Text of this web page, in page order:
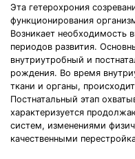
Эта гетерохрония
функционирования
Возникает необходимость
периодов развития.
внутриутробный и
рождения. Во время
ткани и органы,
Постнатальный этап
характеризуется
систем, изменениями
качественными